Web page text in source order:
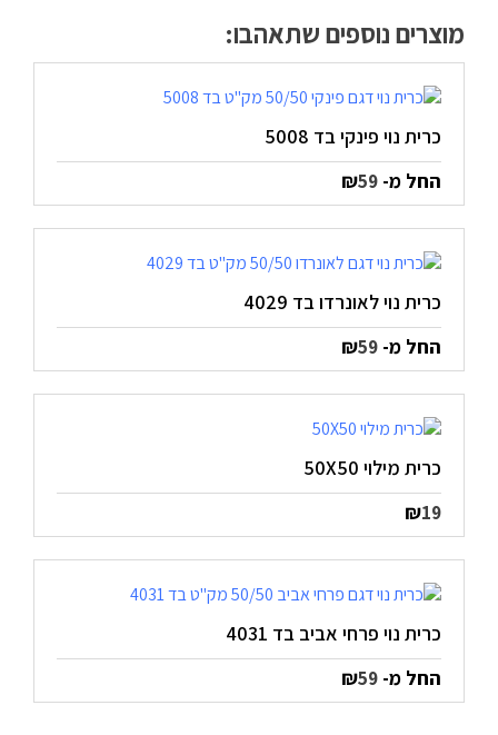
מוצרים נוספים שתאהבו:
כרית נוי פינקי בד 5008
החל מ-
₪59
כרית נוי לאונרדו בד 4029
החל מ-
₪59
כרית מילוי 50X50
₪19
כרית נוי פרחי אביב בד 4031
החל מ-
₪59